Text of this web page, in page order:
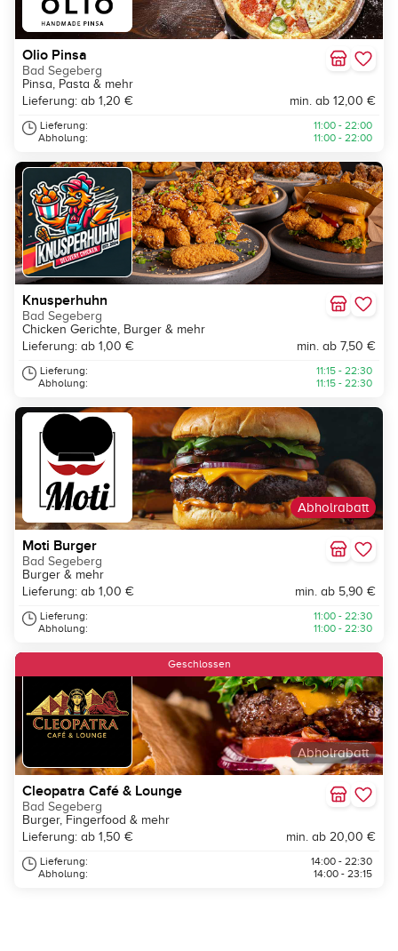
Olio Pinsa
Bad Segeberg
Pinsa, Pasta & mehr
Lieferung: ab 1,20 €
min. ab 12,00 €
Lieferung:
Abholung:
11:00 - 22:00
11:00 - 22:00
Knusperhuhn
Bad Segeberg
Chicken Gerichte, Burger & mehr
Lieferung: ab 1,00 €
min. ab 7,50 €
Lieferung:
Abholung:
11:15 - 22:30
11:15 - 22:30
Abholrabatt
Moti Burger
Bad Segeberg
Burger & mehr
Lieferung: ab 1,00 €
min. ab 5,90 €
Lieferung:
Abholung:
11:00 - 22:30
11:00 - 22:30
Abholrabatt
Geschlossen
Cleopatra Café & Lounge
Bad Segeberg
Burger, Fingerfood & mehr
Lieferung: ab 1,50 €
min. ab 20,00 €
Lieferung:
Abholung:
14:00 - 22:30
14:00 - 23:15